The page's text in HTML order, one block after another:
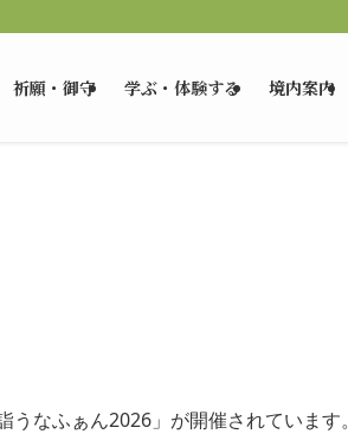
祈願・御守 学ぶ・体験する 境内案内
なふぁん2026」が開催されています。